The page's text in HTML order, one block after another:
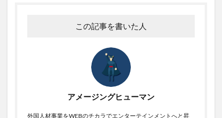
この記事を書いた人
アメージングヒューマン
外国人材事業をWEBのチカラでエンターテインメントへと昇